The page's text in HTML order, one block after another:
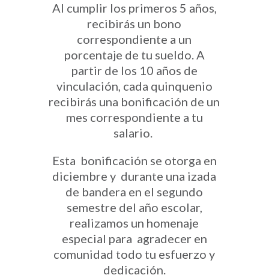
Al cumplir los primeros 5 años,
recibirás un bono
correspondiente a un
porcentaje de tu sueldo. A
partir de los 10 años de
vinculación, cada quinquenio
recibirás una bonificación de un
mes correspondiente a tu
salario.
Esta bonificación se otorga en
diciembre y durante una izada
de bandera en el segundo
semestre del año escolar,
realizamos un homenaje
especial para agradecer en
comunidad todo tu esfuerzo y
dedicación.